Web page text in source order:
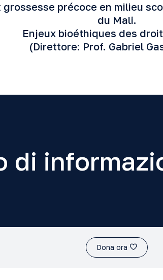
précoce en milieu
du Mali.
bioéthiques des droits
(Direttore: Prof. Gabriel
di
Dona ora